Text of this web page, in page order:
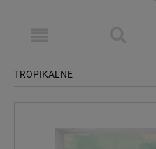
TROPIKALNE